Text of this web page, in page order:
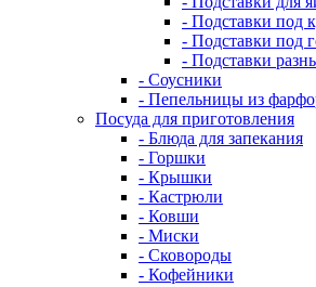
- Подставки под
- Подставки под
- Подставки
- Соусники
- Пепельницы из
Посуда для приготовления
- Блюда для запекания
- Горшки
- Крышки
- Кастрюли
- Ковши
- Миски
- Сковороды
- Кофейники